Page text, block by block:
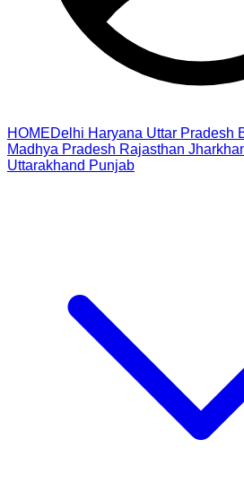
HOMEDelhi Haryana Uttar Pradesh
Madhya Pradesh Rajasthan
Uttarakhand Punjab